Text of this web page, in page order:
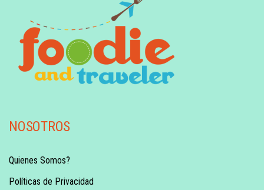
NOSOTROS
Quienes Somos?
Políticas de Privacidad